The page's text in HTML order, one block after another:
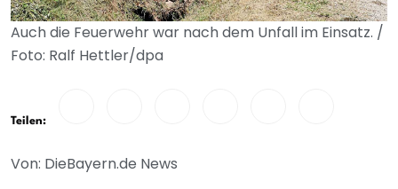
Auch die Feuerwehr war nach dem Unfall im Einsatz. /
Foto: Ralf Hettler/dpa
Teilen:
Von: DieBayern.de News